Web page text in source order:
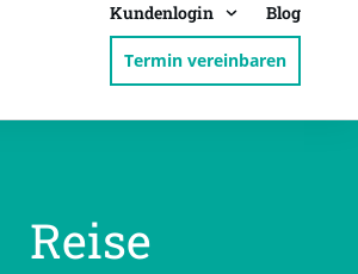
Kundenlogin
Blog
Termin vereinbaren
Reise